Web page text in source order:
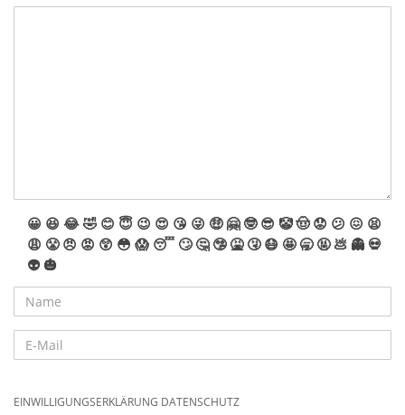
😀 😆 😂🤣 😊 😇 😉 😍 😘 😜 🤑 🤗 🤓 😎 🤡🤠 😟 😕 😖 😫
😩 😤 😠 😡 😲 😳 😱 😴 🙄 🤔 🤥 🤮 🤧 😷 🤩 🥱 🤬 💩 👻 💀
👽 🎃
EINWILLIGUNGSERKLÄRUNG DATENSCHUTZ